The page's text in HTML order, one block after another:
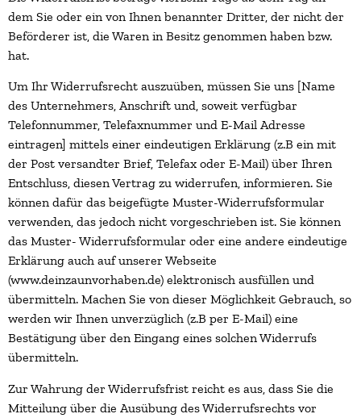
dem Sie oder ein von Ihnen benannter Dritter, der nicht der
Beförderer ist, die Waren in Besitz genommen haben bzw.
hat.
Um Ihr Widerrufsrecht auszuüben, müssen Sie uns [Name
des Unternehmers, Anschrift und, soweit verfügbar
Telefonnummer, Telefaxnummer und E-Mail Adresse
eintragen] mittels einer eindeutigen Erklärung (z.B ein mit
der Post versandter Brief, Telefax oder E-Mail) über Ihren
Entschluss, diesen Vertrag zu widerrufen, informieren. Sie
können dafür das beigefügte Muster-Widerrufsformular
verwenden, das jedoch nicht vorgeschrieben ist. Sie können
das Muster- Widerrufsformular oder eine andere eindeutige
Erklärung auch auf unserer Webseite
(www.deinzaunvorhaben.de) elektronisch ausfüllen und
übermitteln. Machen Sie von dieser Möglichkeit Gebrauch, so
werden wir Ihnen unverzüglich (z.B per E-Mail) eine
Bestätigung über den Eingang eines solchen Widerrufs
übermitteln.
Zur Wahrung der Widerrufsfrist reicht es aus, dass Sie die
Mitteilung über die Ausübung des Widerrufsrechts vor